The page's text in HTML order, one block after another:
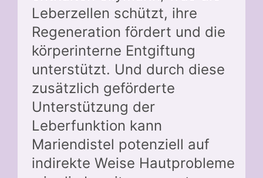
Leberzellen schützt, ihre
Regeneration fördert und die
körperinterne Entgiftung
unterstützt. Und durch diese
zusätzlich geförderte
Unterstützung der
Leberfunktion kann
Mariendistel potenziell auf
indirekte Weise Hautprobleme